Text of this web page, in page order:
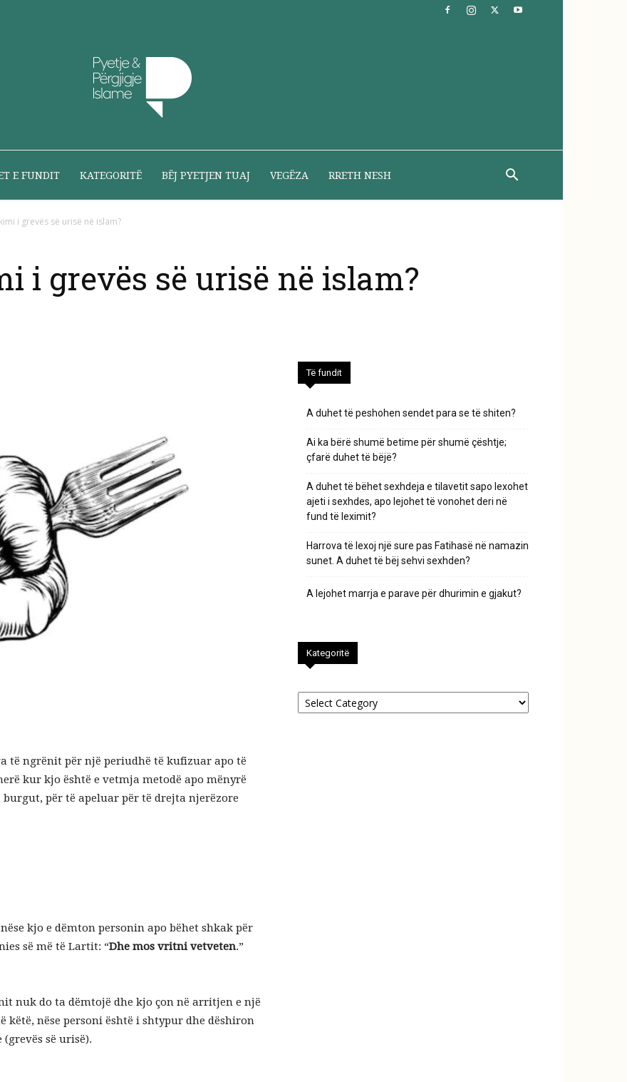
nga
E FUNDIT KATEGORITË BËJ PYETJEN TUAJ VEGËZA RRETH NESH
i grevës së urisë në islam?
i grevës së urisë në islam?
të ngrënit për një periudhë të kufizuar apo të
kur kjo është e vetmja metodë apo mënyrë
për të apeluar për të drejta njerëzore
kjo e dëmton personin apo bëhet shkak për
së më të Lartit: “Dhe mos vritni vetveten.”
nuk do ta dëmtojë dhe kjo çon në arritjen e një
këtë, nëse personi është i shtypur dhe dëshiron
së urisë).
Të fundit
A duhet të peshohen sendet para se të shiten?
Ai ka bërë shumë betime për shumë çështje;
çfarë duhet të bëjë?
A duhet të bëhet sexhdeja e tilavetit sapo lexohet
ajeti i sexhdes, apo lejohet të vonohet deri në
fund të leximit?
Harrova të lexoj një sure pas Fatihasë në namazin
sunet. A duhet të bëj sehvi sexhden?
A lejohet marrja e parave për dhurimin e gjakut?
Kategoritë
Kategoritë